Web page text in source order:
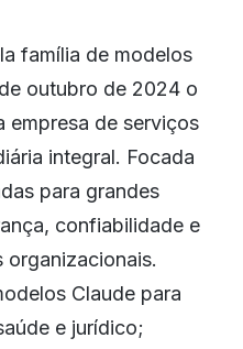
família de modelos
outubro de 2024 o
empresa de serviços
integral. Focada
para grandes
confiabilidade e
organizacionais.
Claude para
e jurídico;